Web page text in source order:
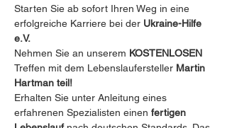
Starten Sie ab sofort Ihren Weg in eine
erfolgreiche Karriere bei der Ukraine-Hilfe
e.V.
Nehmen Sie an unserem KOSTENLOSEN
Treffen mit dem Lebenslaufersteller Martin
Hartman teil!
Erhalten Sie unter Anleitung eines
erfahrenen Spezialisten einen fertigen